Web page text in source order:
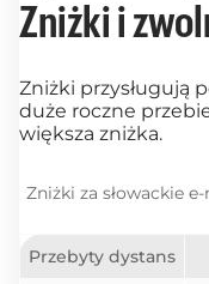
Zniżki i
Zniżki przysługują
duże roczne
większa zniżka.
Zniżki za słowackie
Przebyty dystans